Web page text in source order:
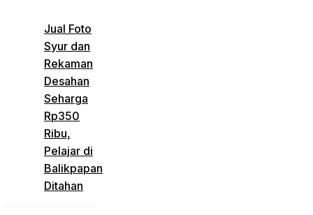
Jual Foto
Syur dan
Rekaman
Desahan
Seharga
Rp350
Ribu,
Pelajar di
Balikpapan
Ditahan